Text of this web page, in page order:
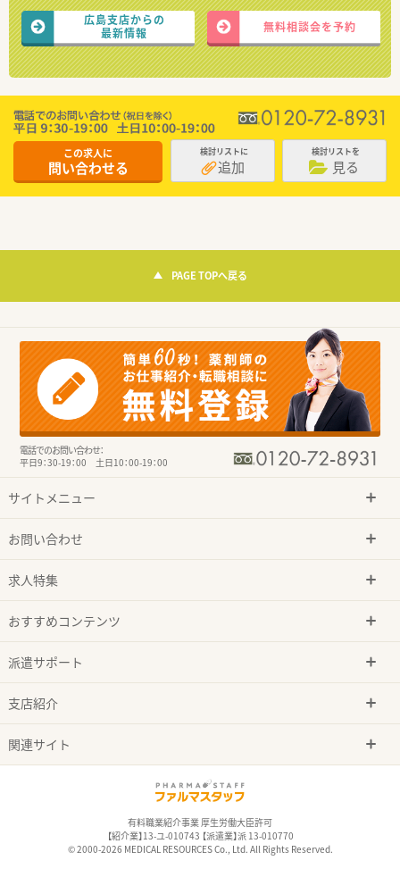
広島支店からの
最新情報
無料相談会を予約
この求人に
問い合わせる
検討リストに
追加
検討リストを
見る
PAGE TOPへ戻る
電話でのお問い合わせ：
平日9：30-19：00 土日10：00-19：00
サイトメニュー
お問い合わせ
求人特集
おすすめコンテンツ
派遣サポート
支店紹介
関連サイト
有料職業紹介事業 厚生労働大臣許可
【紹介業】13-ユ-010743 【派遣業】派 13-010770
© 2000-2026 MEDICAL RESOURCES Co., Ltd. All Rights Reserved.